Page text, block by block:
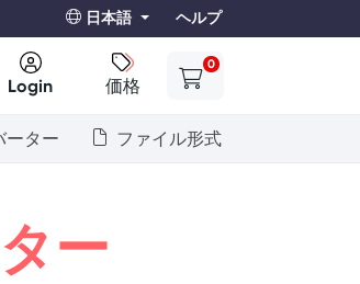
日本語 ヘルプ
Login 価格
0
ーター ファイル形式
ー